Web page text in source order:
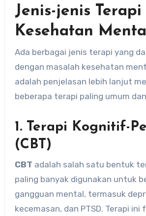
Jenis-jenis
Kesehatan
Ada berbagai jenis terapi yang
dengan masalah kesehatan
adalah penjelasan lebih lanjut
beberapa terapi paling umum
1. Terapi Kognitif-
(CBT)
CBT adalah salah satu bentuk
paling banyak digunakan untuk
gangguan mental, termasuk
kecemasan, dan PTSD. Terapi ini